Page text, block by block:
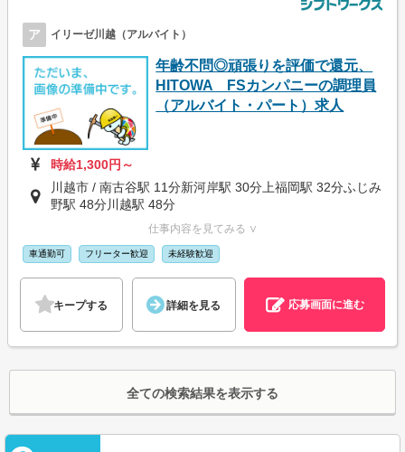
ア イリーゼ川越（アルバイト）
年齢不問◎頑張りを評価で還元、
HITOWA FSカンパニーの調理員
（アルバイト・パート）求人
時給1,300円～
川越市 / 南古谷駅 11分新河岸駅 30分上福岡駅 32分ふじみ
野駅 48分川越駅 48分
仕事内容を見てみる ∨
車通勤可 フリーター歓迎 未経験歓迎
キープする 詳細を見る 応募画面に進む
全ての検索結果を表示する